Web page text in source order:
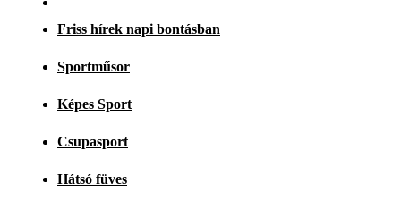
Friss hírek napi bontásban
Sportműsor
Képes Sport
Csupasport
Hátsó füves